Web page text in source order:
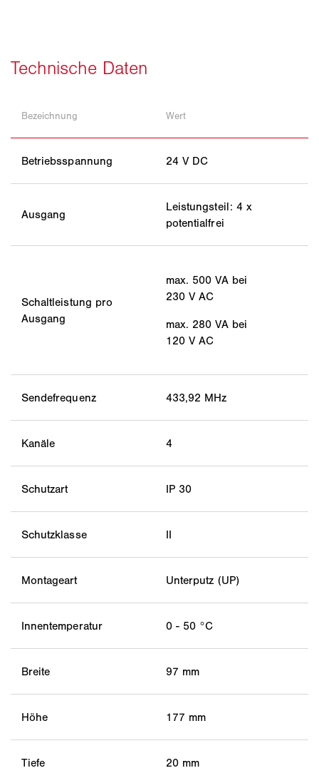
Bezeichnung Wert
Betriebsspannung 24 V DC
Ausgang
Leistungsteil: 4 x
potentialfrei
Schaltleistung pro
Ausgang
max. 500 VA bei
230 V AC
max. 280 VA bei
120 V AC
Sendefrequenz 433,92 MHz
Kanäle 4
Schutzart IP 30
Schutzklasse II
Montageart Unterputz (UP)
Innentemperatur 0 - 50 °C
Breite 97 mm
Höhe 177 mm
Tiefe 20 mm